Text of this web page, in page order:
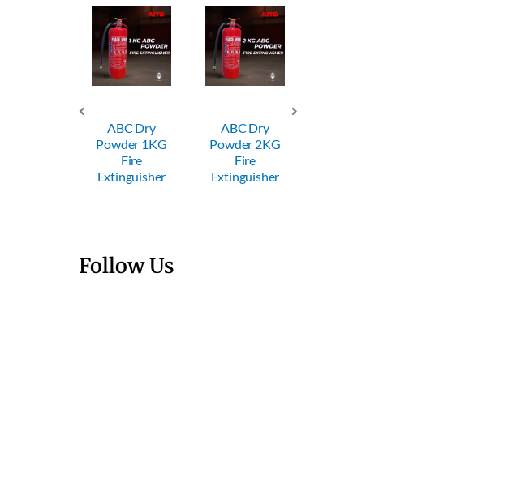
ABC Dry
Powder 1KG
Fire
Extinguisher
ABC Dry
Powder 2KG
Fire
Extinguisher
Follow Us